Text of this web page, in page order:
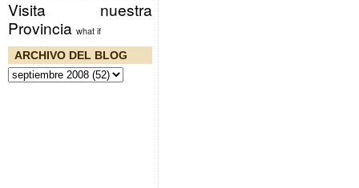
Visita nuestra
Provincia what if
ARCHIVO DEL BLOG